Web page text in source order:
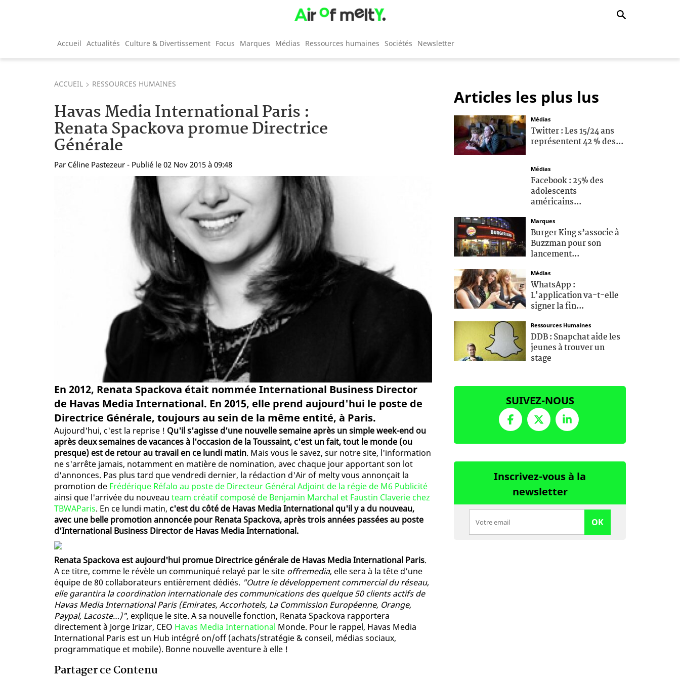
Accueil Actualités Culture & Divertissement Focus Marques Médias Ressources humaines Sociétés Newsletter
ACCUEIL RESSOURCES HUMAINES
Havas Media International Paris :
Renata Spackova promue Directrice
Générale
Par Céline Pastezeur - Publié le 02 Nov 2015 à 09:48
En 2012, Renata Spackova était nommée International Business Director
de Havas Media International. En 2015, elle prend aujourd'hui le poste de
Directrice Générale, toujours au sein de la même entité, à Paris.
Aujourd'hui, c'est la reprise ! Qu'il s'agisse d'une nouvelle semaine après un simple week-end ou
après deux semaines de vacances à l'occasion de la Toussaint, c'est un fait, tout le monde (ou
presque) est de retour au travail en ce lundi matin. Mais vous le savez, sur notre site, l'information
ne s'arrête jamais, notamment en matière de nomination, avec chaque jour apportant son lot
d'annonces. Pas plus tard que vendredi dernier, la rédaction d'Air of melty vous annonçait la
promotion de Frédérique Réfalo au poste de Directeur Général Adjoint de la régie de M6 Publicité
ainsi que l'arrivée du nouveau team créatif composé de Benjamin Marchal et Faustin Claverie chez
TBWAParis. En ce lundi matin, c'est du côté de Havas Media International qu'il y a du nouveau,
avec une belle promotion annoncée pour Renata Spackova, après trois années passées au poste
d'International Business Director de Havas Media International.
Renata Spackova est aujourd'hui promue Directrice générale de Havas Media International Paris.
A ce titre, comme le révèle un communiqué relayé par le site offremedia, elle sera à la tête d’une
équipe de 80 collaborateurs entièrement dédiés. "Outre le développement commercial du réseau,
elle garantira la coordination internationale des communications des quelque 50 clients actifs de
Havas Media International Paris (Emirates, Accorhotels, La Commission Européenne, Orange,
Paypal, Lacoste…)", explique le site. A sa nouvelle fonction, Renata Spackova rapportera
directement à Jorge Irizar, CEO Havas Media International Monde. Pour le rappel, Havas Media
International Paris est un Hub intégré on/off (achats/stratégie & conseil, médias sociaux,
programmatique et mobile). Bonne nouvelle aventure à elle !
Partager ce Contenu
Articles les plus lus
Médias
Twitter : Les 15/24 ans
représentent 42 % des...
Médias
Facebook : 25% des
adolescents
américains...
Marques
Burger King s’associe à
Buzzman pour son
lancement...
Médias
WhatsApp :
L'application va-t-elle
signer la fin...
Ressources Humaines
DDB : Snapchat aide les
jeunes à trouver un
stage
SUIVEZ-NOUS
Inscrivez-vous à la
newsletter
OK